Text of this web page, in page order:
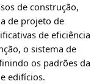
de construção,
de projeto de
de eficiência
o sistema de
os padrões da
edifícios.